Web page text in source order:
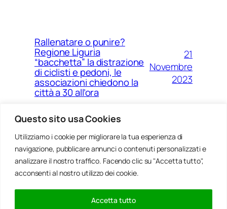
Questo sito usa Cookies
Utilizziamo i cookie per migliorare la tua esperienza di
navigazione, pubblicare annunci o contenuti personalizzati e
analizzare il nostro traffico. Facendo clic su "Accetta tutto",
acconsenti al nostro utilizzo dei cookie.
Accetta tutto
Rallenatare o punire?
Regione Liguria
“bacchetta” la distrazione
di ciclisti e pedoni, le
associazioni chiedono la
città a 30 all’ora
21
Novembre
2023
Ponte Morandi e quell’anno
zero che non è mai arrivato a
Genova
Agosto
2023